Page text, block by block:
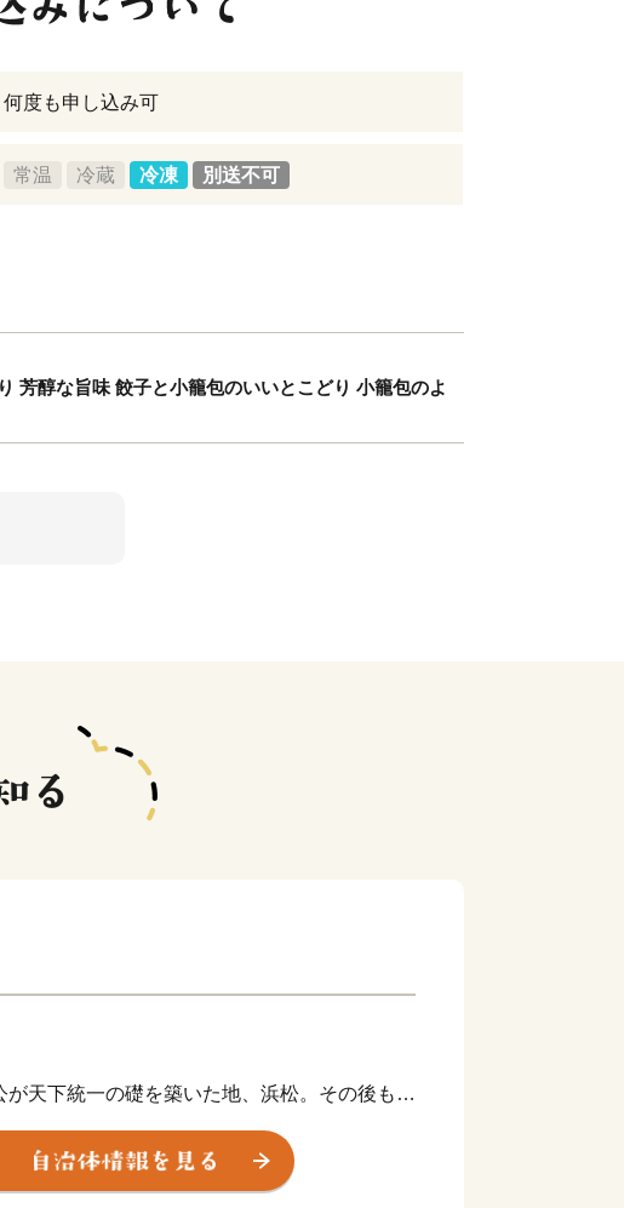
何度も申し込み可
常温 冷蔵 冷凍 別送不可
芳醇な旨味 餃子と小籠包のいいとこどり 小籠包のよ
が天下統一の礎を築いた地、浜松。その後も水
の多くが幕府の要職への出世しました。
研究者や技術者、音楽家や芸術家を輩出したほ
くの企業が、浜松から生まれています。